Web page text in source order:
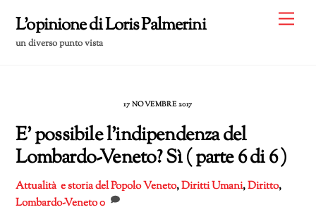
content
L'opinione di Loris Palmerini
un diverso punto vista
17 NOVEMBRE 2017
E’ possibile l’indipendenza del
Lombardo-Veneto? Sì ( parte 6 di 6 )
Attualità e storia del Popolo Veneto,Diritti Umani,Diritto,
Lombardo-Veneto0